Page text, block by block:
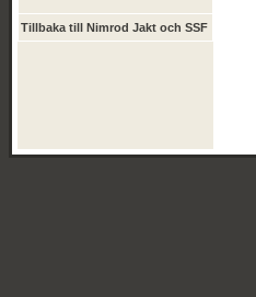
Tillbaka till Nimrod Jakt och SSF